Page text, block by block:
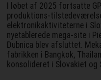
I løbet af 2025 fortsatte
produktions-
elektronikaktiviteterne i
nyetablerede mega-site i
Dubnica blev afsluttet.
fabrikken i Bangkok,
konsolideret i Slovakiet og